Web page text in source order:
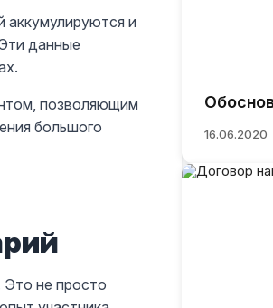
аккумулируются и
данные
позволяющим
большого
Это не просто
16.06.2020